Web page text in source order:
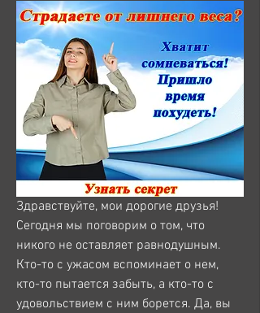
Здравствуйте, мои дорогие друзья!
Сегодня мы поговорим о том, что
никого не оставляет равнодушным.
Кто-то с ужасом вспоминает о нем,
кто-то пытается забыть, а кто-то с
удовольствием с ним борется. Да, вы